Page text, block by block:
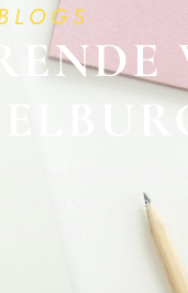
verhalen en blogs
van